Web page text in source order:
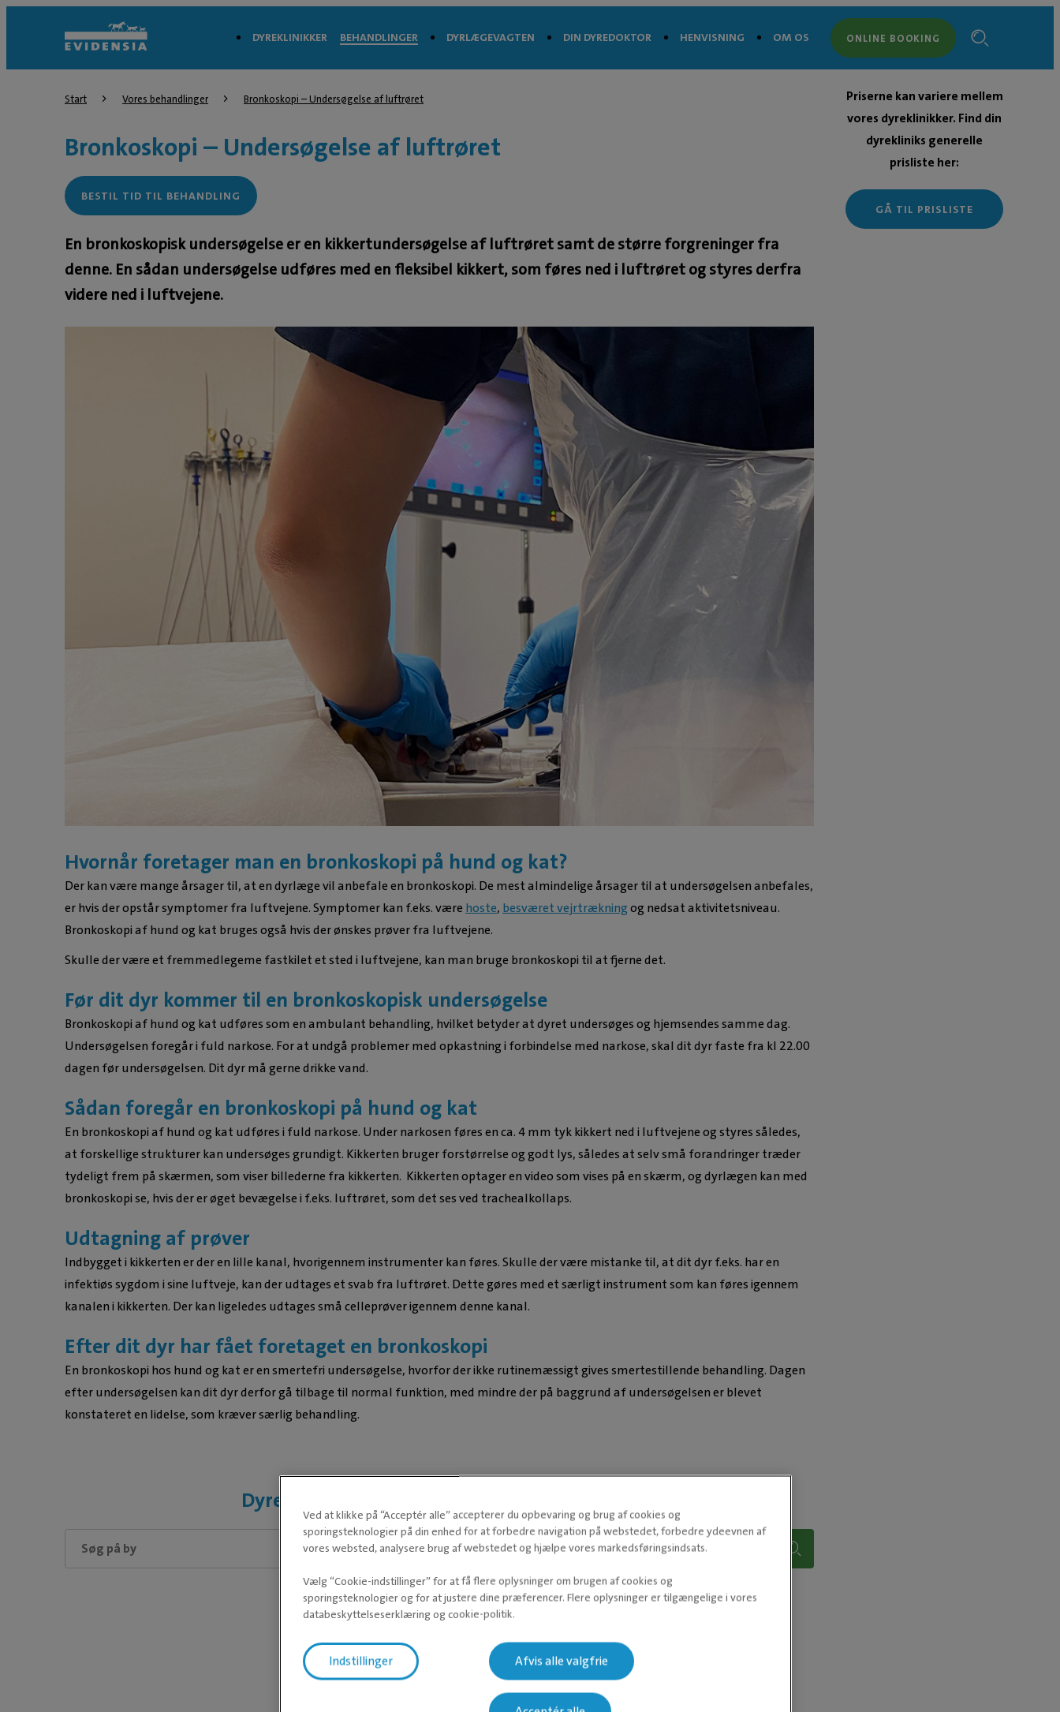
DYREKLINIKKER BEHANDLINGER DYRLÆGEVAGTEN DIN DYREDOKTOR HENVISNING OM OS ONLINE BOOKING
Start Vores behandlinger Bronkoskopi – Undersøgelse af luftrøret
Bronkoskopi – Undersøgelse af luftrøret
BESTIL TID TIL BEHANDLING
En bronkoskopisk undersøgelse er en kikkertundersøgelse af luftrøret samt de større forgreninger fra
denne. En sådan undersøgelse udføres med en fleksibel kikkert, som føres ned i luftrøret og styres derfra
videre ned i luftvejene.
Hvornår foretager man en bronkoskopi på hund og kat?
Der kan være mange årsager til, at en dyrlæge vil anbefale en bronkoskopi. De mest almindelige årsager til at undersøgelsen anbefales,
er hvis der opstår symptomer fra luftvejene. Symptomer kan f.eks. være hoste, besværet vejrtrækningog nedsat aktivitetsniveau.
Bronkoskopi af hund og kat bruges også hvis der ønskes prøver fra luftvejene.
Skulle der være et fremmedlegeme fastkilet et sted i luftvejene, kan man bruge bronkoskopi til at fjerne det.
Før dit dyr kommer til en bronkoskopisk undersøgelse
Bronkoskopi af hund og kat udføres som en ambulant behandling, hvilket betyder at dyret undersøges og hjemsendes samme dag.
Undersøgelsen foregår i fuld narkose. For at undgå problemer med opkastning i forbindelse med narkose, skal dit dyr faste fra kl 22.00
dagen før undersøgelsen. Dit dyr må gerne drikke vand.
Sådan foregår en bronkoskopi på hund og kat
En bronkoskopi af hund og kat udføres i fuld narkose. Under narkosen føres en ca. 4 mm tyk kikkert ned i luftvejene og styres således,
at forskellige strukturer kan undersøges grundigt. Kikkerten bruger forstørrelse og godt lys, således at selv små forandringer træder
tydeligt frem på skærmen, som viser billederne fra kikkerten. Kikkerten optager en video som vises på en skærm, og dyrlægen kan med
bronkoskopi se, hvis der er øget bevægelse i f.eks. luftrøret, som det ses ved trachealkollaps.
Udtagning af prøver
Indbygget i kikkerten er der en lille kanal, hvorigennem instrumenter kan føres. Skulle der være mistanke til, at dit dyr f.eks. har en
infektiøs sygdom i sine luftveje, kan der udtages et svab fra luftrøret. Dette gøres med et særligt instrument som kan føres igennem
kanalen i kikkerten. Der kan ligeledes udtages små celleprøver igennem denne kanal.
Efter dit dyr har fået foretaget en bronkoskopi
En bronkoskopi hos hund og kat er en smertefri undersøgelse, hvorfor der ikke rutinemæssigt gives smertestillende behandling. Dagen
efter undersøgelsen kan dit dyr derfor gå tilbage til normal funktion, med mindre der på baggrund af undersøgelsen er blevet
konstateret en lidelse, som kræver særlig behandling.
Dyreklinikker der tilbyder denne behandling
Vent venligst på, at dyreklinikkerne bliver opført
Priserne kan variere mellem
vores dyreklinikker. Find din
dyrekliniks generelle
prisliste her:
GÅ TIL PRISLISTE
Ved at klikke på “Acceptér alle” accepterer du opbevaring og brug af cookies og
sporingsteknologier på din enhed for at forbedre navigation på webstedet, forbedre ydeevnen af
vores websted, analysere brug af webstedet og hjælpe vores markedsføringsindsats.
Vælg “Cookie-indstillinger” for at få flere oplysninger om brugen af cookies og
sporingsteknologier og for at justere dine præferencer. Flere oplysninger er tilgængelige i vores
databeskyttelseserklæring og cookie-politik.
Indstillinger Afvis alle valgfrie